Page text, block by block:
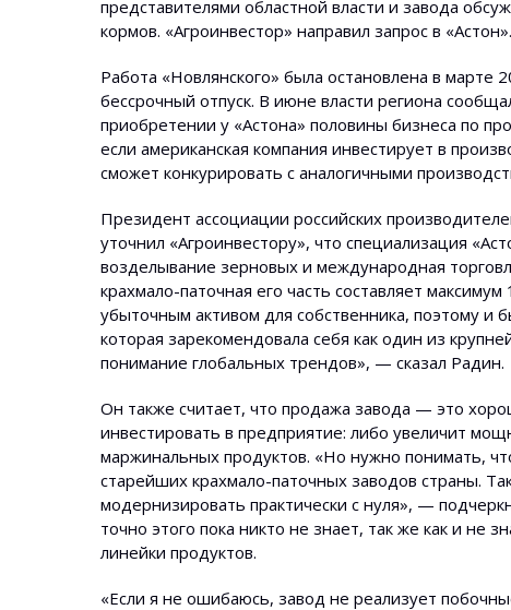
представителями областной власти и завода
кормов. «Агроинвестор» направил запрос в «Астон».
Работа «Новлянского» была остановлена в марте
бессрочный отпуск. В июне власти региона
приобретении у «Астона» половины бизнеса по
если американская компания инвестирует в
сможет конкурировать с аналогичными
Президент ассоциации российских
уточнил «Агроинвестору», что специализация
возделывание зерновых и международная
крахмало-паточная его часть составляет
убыточным активом для собственника, поэтому
которая зарекомендовала себя как один из
понимание глобальных трендов», — сказал Радин.
Он также считает, что продажа завода — это
инвестировать в предприятие: либо увеличит
маржинальных продуктов. «Но нужно понимать,
старейших крахмало-паточных заводов страны.
модернизировать практически с нуля», —
точно этого пока никто не знает, так же как и не
линейки продуктов.
«Если я не ошибаюсь, завод не реализует